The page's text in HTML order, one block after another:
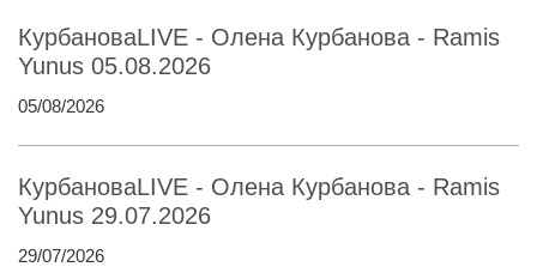
КурбановаLIVE - Олена Курбанова - Ramis
Yunus 05.08.2026
05/08/2026
КурбановаLIVE - Олена Курбанова - Ramis
Yunus 29.07.2026
29/07/2026